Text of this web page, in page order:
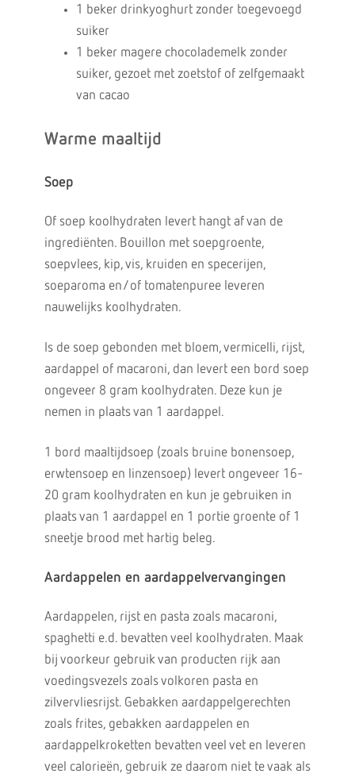
1 beker drinkyoghurt zonder toegevoegd
suiker
1 beker magere chocolademelk zonder
suiker, gezoet met zoetstof of zelfgemaakt
van cacao
Warme maaltijd
Soep
Of soep koolhydraten levert hangt af van de
ingrediënten. Bouillon met soepgroente,
soepvlees, kip, vis, kruiden en specerijen,
soeparoma en/of tomatenpuree leveren
nauwelijks koolhydraten.
Is de soep gebonden met bloem, vermicelli, rijst,
aardappel of macaroni, dan levert een bord soep
ongeveer 8 gram koolhydraten. Deze kun je
nemen in plaats van 1 aardappel.
1 bord maaltijdsoep (zoals bruine bonensoep,
erwtensoep en linzensoep) levert ongeveer 16-
20 gram koolhydraten en kun je gebruiken in
plaats van 1 aardappel en 1 portie groente of 1
sneetje brood met hartig beleg.
Aardappelen en aardappelvervangingen
Aardappelen, rijst en pasta zoals macaroni,
spaghetti e.d. bevatten veel koolhydraten. Maak
bij voorkeur gebruik van producten rijk aan
voedingsvezels zoals volkoren pasta en
zilvervliesrijst. Gebakken aardappelgerechten
zoals frites, gebakken aardappelen en
aardappelkroketten bevatten veel vet en leveren
veel calorieën, gebruik ze daarom niet te vaak als